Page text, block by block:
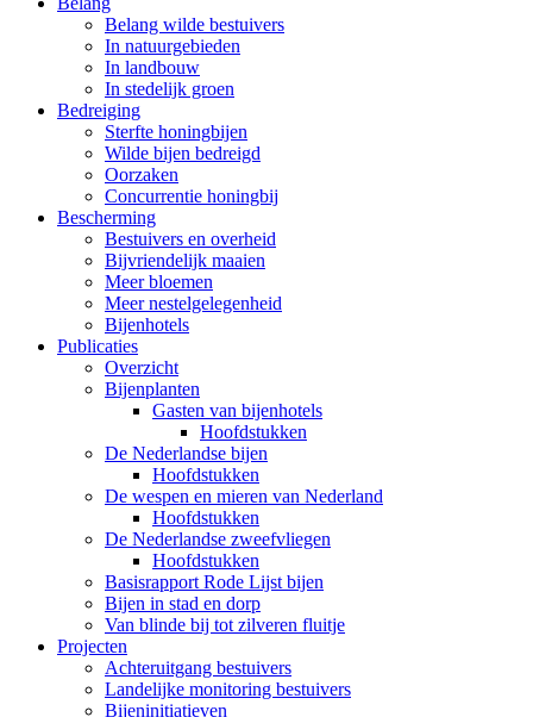
Belang wilde bestuivers
In natuurgebieden
In landbouw
In stedelijk groen
Bedreiging
Sterfte honingbijen
Wilde bijen bedreigd
Oorzaken
Concurrentie honingbij
Bescherming
Bestuivers en overheid
Bijvriendelijk maaien
Meer bloemen
Meer nestelgelegenheid
Bijenhotels
Publicaties
Overzicht
Bijenplanten
Gasten van bijenhotels
Hoofdstukken
De Nederlandse bijen
Hoofdstukken
De wespen en mieren van Nederland
Hoofdstukken
De Nederlandse zweefvliegen
Hoofdstukken
Basisrapport Rode Lijst bijen
Bijen in stad en dorp
Van blinde bij tot zilveren fluitje
Projecten
Achteruitgang bestuivers
Landelijke monitoring bestuivers
Bijeninitiatieven